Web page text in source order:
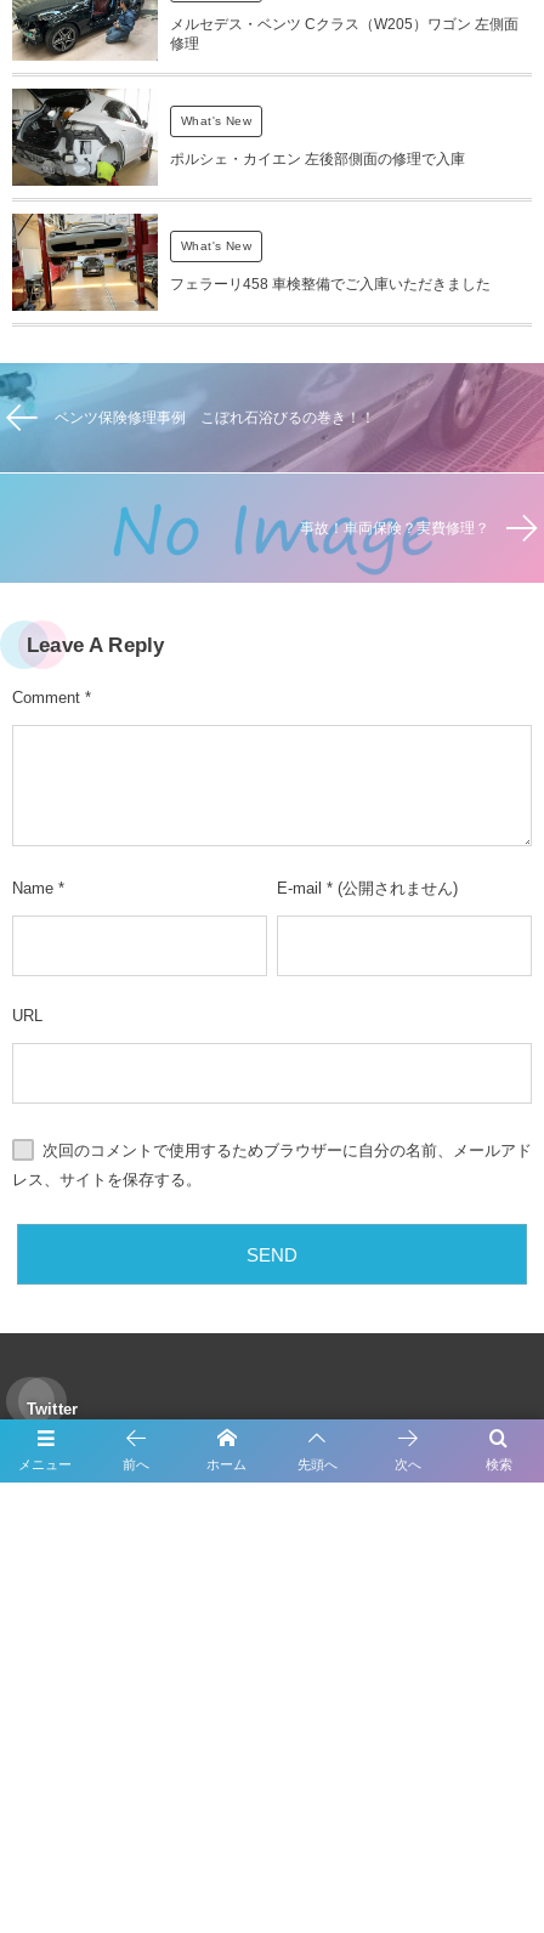
メルセデス・ベンツ Cクラス（W205）ワゴン 左側面
修理
What's New
ポルシェ・カイエン 左後部側面の修理で入庫
What's New
フェラーリ458 車検整備でご入庫いただきました
ベンツ保険修理事例 こぼれ石浴びるの巻き！！
事故！車両保険？実費修理？
Leave A Reply
Comment *
Name * E-mail * (公開されません)
URL
次回のコメントで使用するためブラウザーに自分の名前、メールアド
レス、サイトを保存する。
Twitter
Tweets by Forme_Factory
メニュー 検索
前へ ホーム 先頭へ 次へ